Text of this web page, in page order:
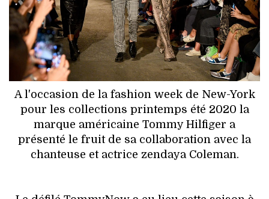
AUTO
LIEUX TENDANCES
BEAUTÉ
MODE DE RUE
JEUNES CRÉATEURS
A l'occasion de la fashion week de New-York
pour les collections printemps été 2020 la
marque américaine Tommy Hilfiger a
présenté le fruit de sa collaboration avec la
chanteuse et actrice zendaya Coleman.